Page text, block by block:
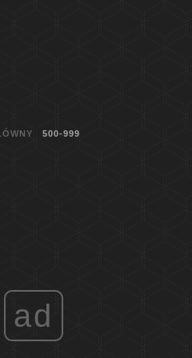
500-999
ad